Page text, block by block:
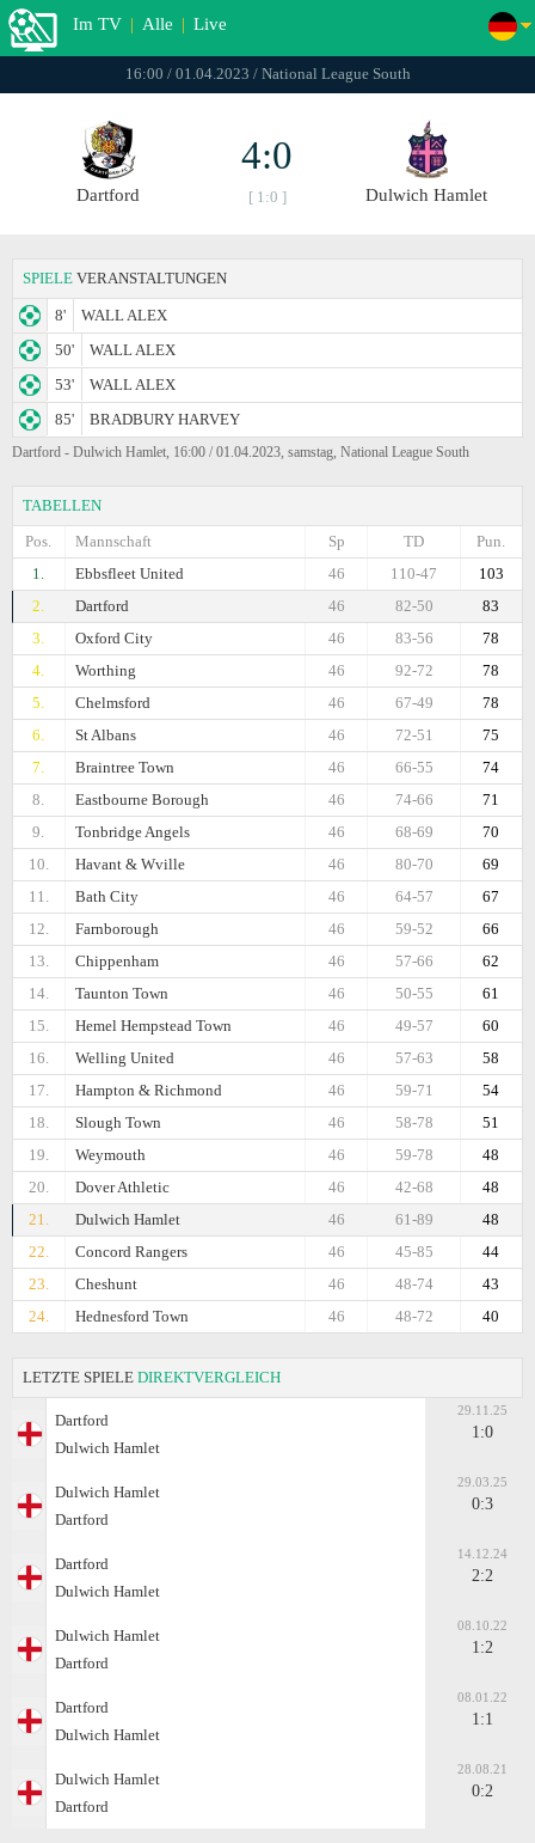
Im TV | Alle | Live
16:00 / 01.04.2023 / National League South
Dartford
4:0
[ 1:0 ] Dulwich Hamlet
SPIELE VERANSTALTUNGEN
8'
WALL ALEX
50'
WALL ALEX
53'
WALL ALEX
85'
BRADBURY HARVEY
Dartford - Dulwich Hamlet, 16:00 / 01.04.2023, samstag, National League South
TABELLEN
Pos.
Mannschaft Pun.
TD
Sp
1.
Ebbsfleet United 103
110-47
46
2.
Dartford 83
82-50
46
3.
Oxford City 78
83-56
46
4.
Worthing 78
92-72
46
5.
Chelmsford 78
67-49
46
6.
St Albans 75
72-51
46
7.
Braintree Town 74
66-55
46
8.
Eastbourne Borough 71
74-66
46
9.
Tonbridge Angels 70
68-69
46
10.
Havant & Wville 69
80-70
46
11.
Bath City 67
64-57
46
12.
Farnborough 66
59-52
46
13.
Chippenham 62
57-66
46
14.
Taunton Town 61
50-55
46
15.
Hemel Hempstead Town 60
49-57
46
16.
Welling United 58
57-63
46
17.
Hampton & Richmond 54
59-71
46
18.
Slough Town 51
58-78
46
19.
Weymouth 48
59-78
46
20.
Dover Athletic 48
42-68
46
21.
Dulwich Hamlet 48
61-89
46
22.
Concord Rangers 44
45-85
46
23.
Cheshunt 43
48-74
46
24.
Hednesford Town 40
48-72
46
LETZTE SPIELE DIREKTVERGLEICH
Dartford
Dulwich Hamlet
29.11.25
1:0
Dulwich Hamlet
Dartford
29.03.25
0:3
Dartford
Dulwich Hamlet
14.12.24
2:2
Dulwich Hamlet
Dartford
08.10.22
1:2
Dartford
Dulwich Hamlet
08.01.22
1:1
Dulwich Hamlet
Dartford
28.08.21
0:2